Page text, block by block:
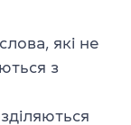
які не
з